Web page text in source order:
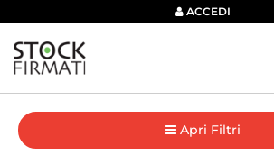
ACCEDI
Apri Filtri